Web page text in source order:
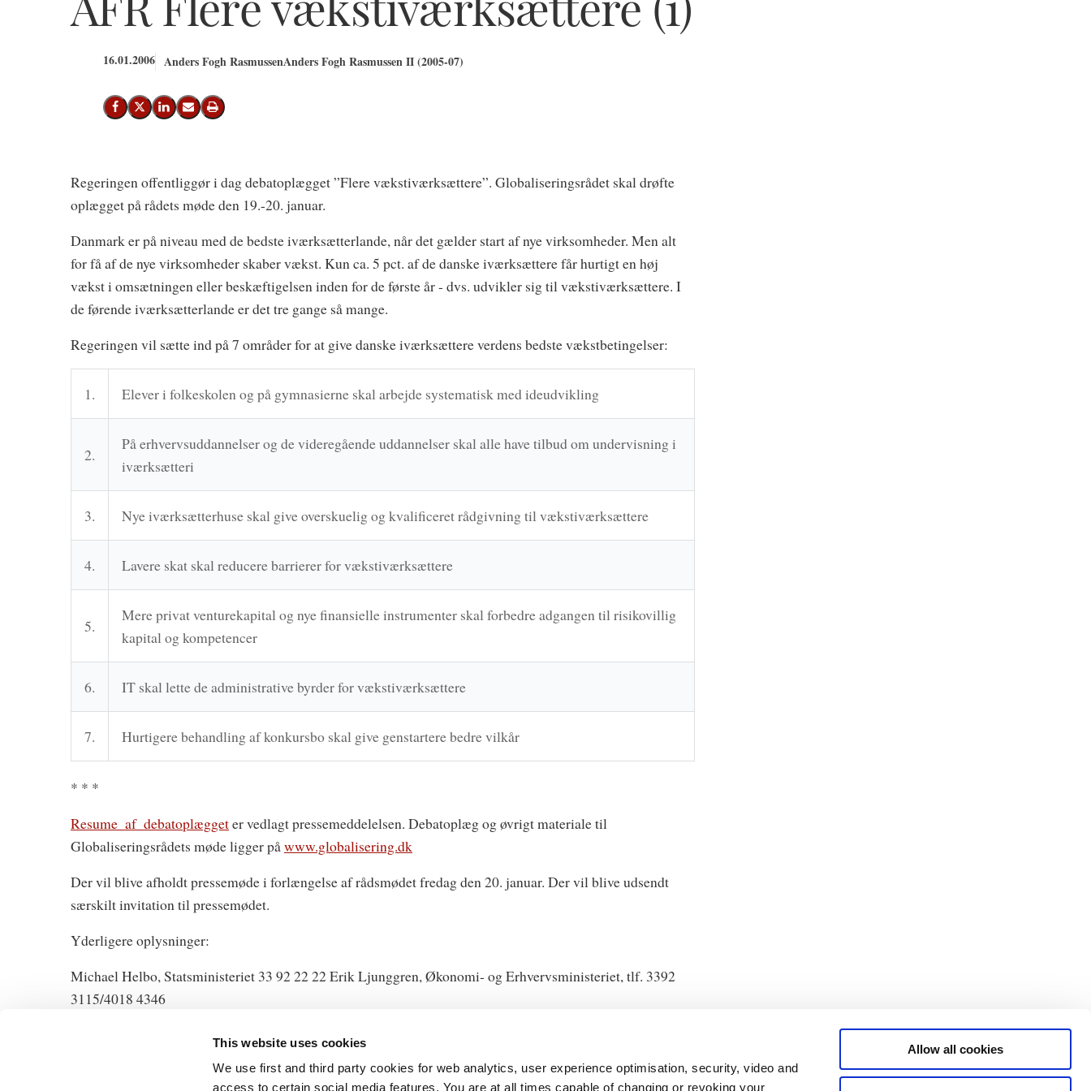
This website uses cookies
We use first and third party cookies for web analytics, user experience optimisation, security, video and
access to certain social media features. You are at all times capable of changing or revoking your
Allow all cookies
16.01.2006 Anders Fogh RasmussenAnders Fogh Rasmussen II (2005-07)
Del på Facebook
Del på X (Twitter)
Del på LinkedIn
Send email
Print
Regeringen offentliggør i dag debatoplægget ”Flere vækstiværksættere”. Globaliseringsrådet skal drøfte
oplægget på rådets møde den 19.-20. januar.
Danmark er på niveau med de bedste iværksætterlande, når det gælder start af nye virksomheder. Men alt
for få af de nye virksomheder skaber vækst. Kun ca. 5 pct. af de danske iværksættere får hurtigt en høj
vækst i omsætningen eller beskæftigelsen inden for de første år - dvs. udvikler sig til vækstiværksættere. I
de førende iværksætterlande er det tre gange så mange.
Regeringen vil sætte ind på 7 områder for at give danske iværksættere verdens bedste vækstbetingelser:
1. Elever i folkeskolen og på gymnasierne skal arbejde systematisk med ideudvikling
2.
På erhvervsuddannelser og de videregående uddannelser skal alle have tilbud om undervisning i
iværksætteri
3. Nye iværksætterhuse skal give overskuelig og kvalificeret rådgivning til vækstiværksættere
4. Lavere skat skal reducere barrierer for vækstiværksættere
5.
Mere privat venturekapital og nye finansielle instrumenter skal forbedre adgangen til risikovillig
kapital og kompetencer
6. IT skal lette de administrative byrder for vækstiværksættere
7. Hurtigere behandling af konkursbo skal give genstartere bedre vilkår
* * *
Resume_af_debatoplæggeter vedlagt pressemeddelelsen. Debatoplæg og øvrigt materiale til
Globaliseringsrådets møde ligger påwww.globalisering.dk
Der vil blive afholdt pressemøde i forlængelse af rådsmødet fredag den 20. januar. Der vil blive udsendt
særskilt invitation til pressemødet.
Yderligere oplysninger:
Michael Helbo, Statsministeriet 33 92 22 22 Erik Ljunggren, Økonomi- og Erhvervsministeriet, tlf. 3392
3115/4018 4346